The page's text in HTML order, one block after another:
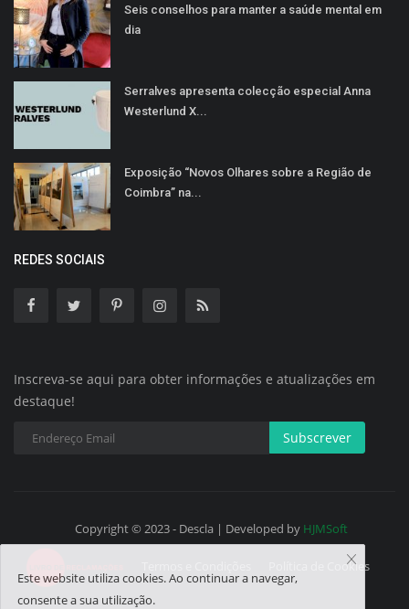
Seis conselhos para manter a saúde mental em
dia
Serralves apresenta colecção especial Anna
Westerlund X...
Exposição “Novos Olhares sobre a Região de
Coimbra” na...
REDES SOCIAIS
Inscreva-se aqui para obter informações e atualizações em
destaque!
Subscrever
Copyright © 2023 - Descla | Developed by HJMSoft
Política de Cookies
Este website utiliza cookies. Ao continuar a navegar,
consente a sua utilização.